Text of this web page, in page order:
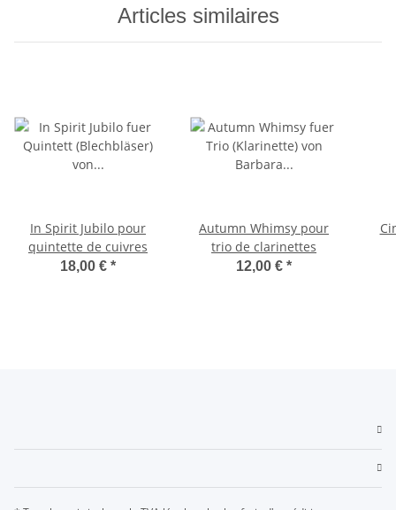
Articles similaires
In Spirit Jubilo pour
quintette de cuivres
18,00 € *
Autumn Whimsy pour
trio de clarinettes
12,00 € *